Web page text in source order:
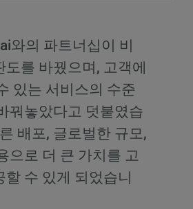
와의 파트너십이 비
도를 바꿨으며, 고객에
있는 서비스의 수준
꿔놓았다고 덧붙였습
배포, 글로벌한 규모,
으로 더 큰 가치를 고
할 수 있게 되었습니